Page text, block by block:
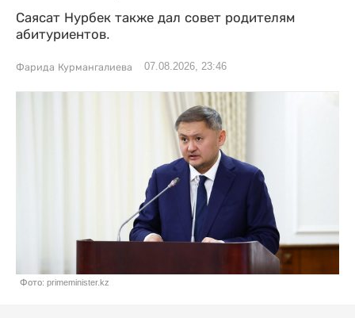
Саясат Нурбек также дал совет родителям
абитуриентов.
Фарида Курмангалиева 07.08.2026, 23:46
Фото: primeminister.kz